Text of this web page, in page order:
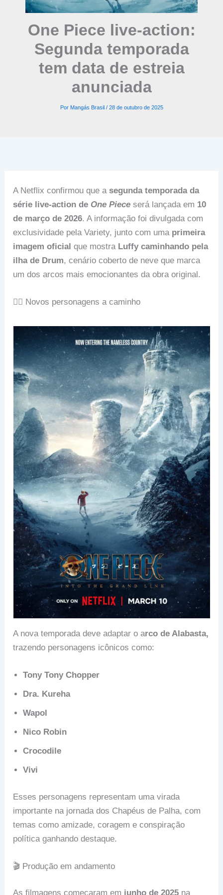
One Piece live-action:
Segunda temporada
tem data de estreia
anunciada
Por Mangás Brasil / 28 de outubro de 2025
A Netflix confirmou que asegunda temporada da
série live-action de One Piece será lançada em 10
de março de 2026. A informação foi divulgada com
exclusividade pela Variety, junto com uma primeira
imagem oficial que mostra Luffy caminhando pela
ilha de Drum, cenário coberto de neve que marca
um dos arcos mais emocionantes da obra original.
🏴‍☠️ Novos personagens a caminho
A nova temporada deve adaptar o arco de Alabasta,
trazendo personagens icônicos como:
Tony Tony Chopper
Dra. Kureha
Wapol
Nico Robin
Crocodile
Vivi
Esses personagens representam uma virada
importante na jornada dos Chapéus de Palha, com
temas como amizade, coragem e conspiração
política ganhando destaque.
🎬 Produção em andamento
As filmagens começaram em junho de 2025 na